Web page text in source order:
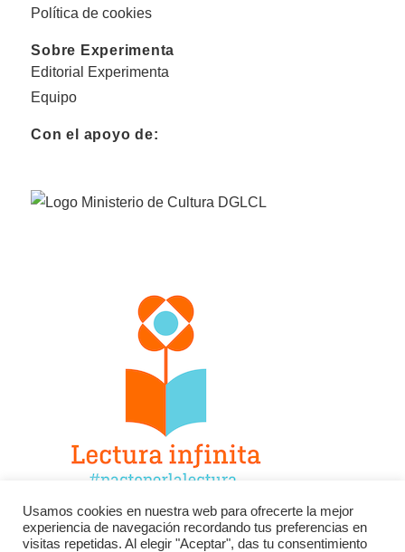
Política de cookies
Sobre Experimenta
Editorial Experimenta
Equipo
Con el apoyo de:
Facebook Twitter Instagram
Usamos cookies en nuestra web para ofrecerte la mejor
experiencia de navegación recordando tus preferencias en
visitas repetidas. Al elegir "Aceptar", das tu consentimiento